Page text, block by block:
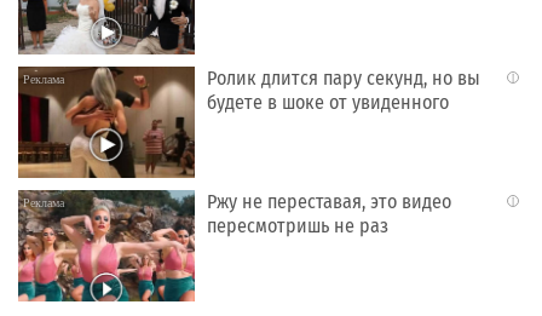
i
Ролик длится пару секунд, но вы
будете в шоке от увиденного
i
Ржу не переставая, это видео
пересмотришь не раз